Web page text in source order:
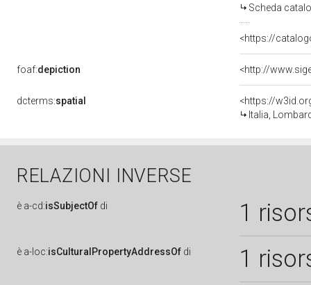
Scheda
<https://
foaf:depiction
dcterms:spatial
<https://
Italia,
RELAZIONI INVERSE
è a-cd:isSubjectOf di 1
è a-loc:isCulturalPropertyAddressOf di 1